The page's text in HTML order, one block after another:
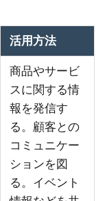
活用方法
商品やサービ
スに関する情
報を発信す
る。顧客との
コミュニケー
ションを図
る。イベント